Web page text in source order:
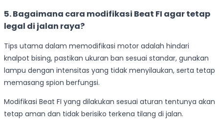
5. Bagaimana cara modifikasi Beat FI agar tetap
legal di jalan raya?
Tips utama dalam memodifikasi motor adalah hindari
knalpot bising, pastikan ukuran ban sesuai standar, gunakan
lampu dengan intensitas yang tidak menyilaukan, serta tetap
memasang spion berfungsi.
Modifikasi Beat FI yang dilakukan sesuai aturan tentunya akan
tetap aman dan tidak berisiko terkena tilang di jalan.